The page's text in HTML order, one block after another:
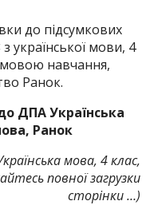
до підсумкових
української мови, 4
навчання,
Ранок.
ДПА Українська
Ранок
мова, 4 клас,
повної загрузки
сторінки …)